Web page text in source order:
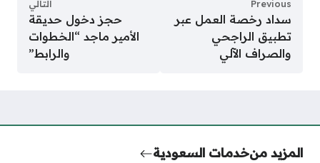
Previous
سداد رخصة العمل عبر
تطبيق الراجحي
والصراف الآلي
التالي
حجز دخول حديقة
الأمير ماجد “الخطوات
والرابط”
المزيد منخدمات السعودية